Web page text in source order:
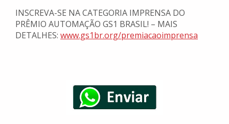
INSCREVA-SE NA CATEGORIA IMPRENSA DO
PRÊMIO AUTOMAÇÃO GS1 BRASIL! – MAIS
DETALHES: www.gs1br.org/premiacaoimprensa